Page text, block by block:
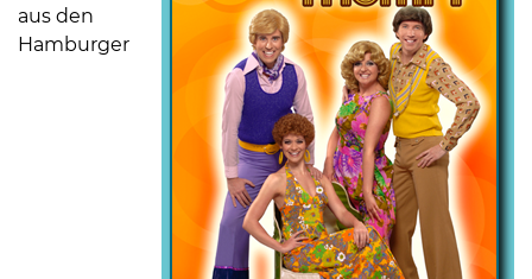
aus den
Hamburger